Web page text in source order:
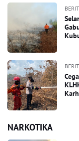
NARKOTIKA